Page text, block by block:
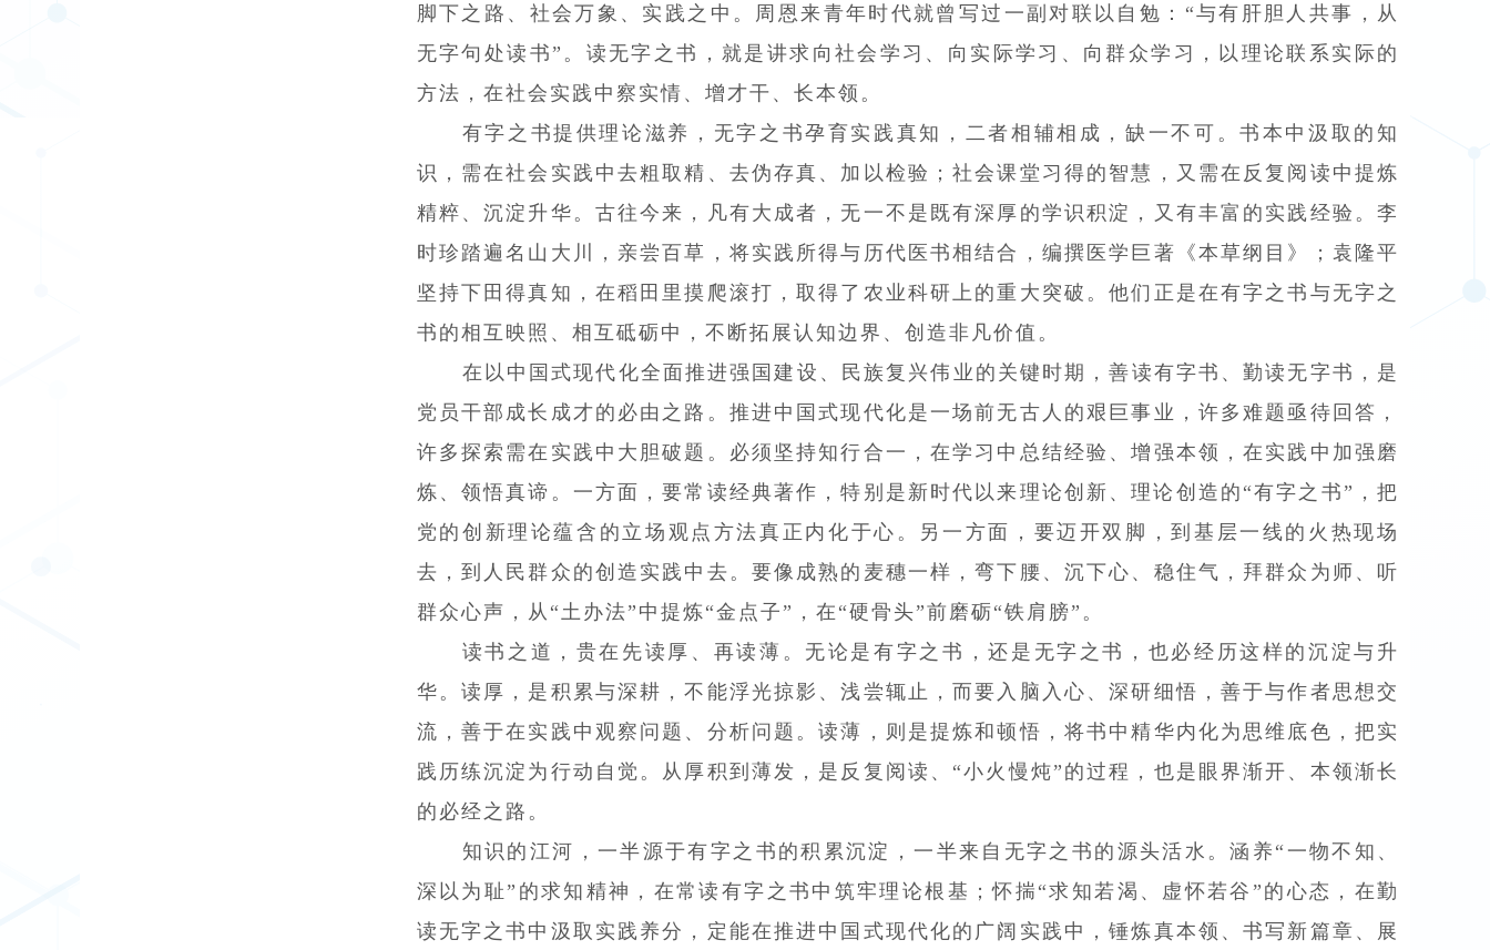
脚下之路、社会万象、实践之中。周恩来青年时代就曾写过一副对联以自勉：“与有肝胆人共事，从
无字句处读书”。读无字之书，就是讲求向社会学习、向实际学习、向群众学习，以理论联系实际的
方法，在社会实践中察实情、增才干、长本领。
有字之书提供理论滋养，无字之书孕育实践真知，二者相辅相成，缺一不可。书本中汲取的知
识，需在社会实践中去粗取精、去伪存真、加以检验；社会课堂习得的智慧，又需在反复阅读中提炼
精粹、沉淀升华。古往今来，凡有大成者，无一不是既有深厚的学识积淀，又有丰富的实践经验。李
时珍踏遍名山大川，亲尝百草，将实践所得与历代医书相结合，编撰医学巨著《本草纲目》；袁隆平
坚持下田得真知，在稻田里摸爬滚打，取得了农业科研上的重大突破。他们正是在有字之书与无字之
书的相互映照、相互砥砺中，不断拓展认知边界、创造非凡价值。
在以中国式现代化全面推进强国建设、民族复兴伟业的关键时期，善读有字书、勤读无字书，是
党员干部成长成才的必由之路。推进中国式现代化是一场前无古人的艰巨事业，许多难题亟待回答，
许多探索需在实践中大胆破题。必须坚持知行合一，在学习中总结经验、增强本领，在实践中加强磨
炼、领悟真谛。一方面，要常读经典著作，特别是新时代以来理论创新、理论创造的“有字之书”，把
党的创新理论蕴含的立场观点方法真正内化于心。另一方面，要迈开双脚，到基层一线的火热现场
去，到人民群众的创造实践中去。要像成熟的麦穗一样，弯下腰、沉下心、稳住气，拜群众为师、听
群众心声，从“土办法”中提炼“金点子”，在“硬骨头”前磨砺“铁肩膀”。
读书之道，贵在先读厚、再读薄。无论是有字之书，还是无字之书，也必经历这样的沉淀与升
华。读厚，是积累与深耕，不能浮光掠影、浅尝辄止，而要入脑入心、深研细悟，善于与作者思想交
流，善于在实践中观察问题、分析问题。读薄，则是提炼和顿悟，将书中精华内化为思维底色，把实
践历练沉淀为行动自觉。从厚积到薄发，是反复阅读、“小火慢炖”的过程，也是眼界渐开、本领渐长
的必经之路。
知识的江河，一半源于有字之书的积累沉淀，一半来自无字之书的源头活水。涵养“一物不知、
深以为耻”的求知精神，在常读有字之书中筑牢理论根基；怀揣“求知若渴、虚怀若谷”的心态，在勤
读无字之书中汲取实践养分，定能在推进中国式现代化的广阔实践中，锤炼真本领、书写新篇章、展